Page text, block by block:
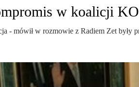
w koalicji
- mówił w rozmowie z Radiem Zet